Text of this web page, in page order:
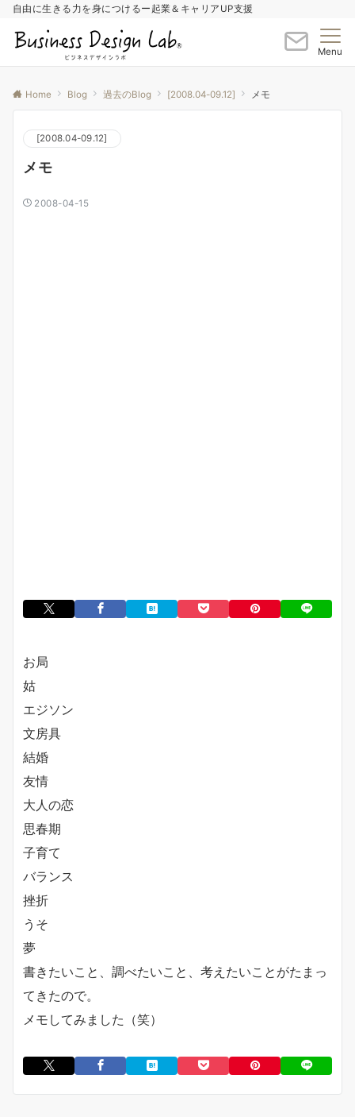
自由に生きる力を身につけるー起業＆キャリアUP支援
Menu
Home Blog 過去のBlog [2008.04-09.12] メモ
[2008.04-09.12]
メモ
2008-04-15
お局
姑
エジソン
文房具
結婚
友情
大人の恋
思春期
子育て
バランス
挫折
うそ
夢
書きたいこと、調べたいこと、考えたいことがたまっ
てきたので。
メモしてみました（笑）